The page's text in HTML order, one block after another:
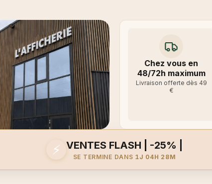
Chez vous en
48/72h maximum
Livraison offerte dès 49
€
⚡ VENTES FLASH | -25% |
SE TERMINE DANS 1J 04H 28M